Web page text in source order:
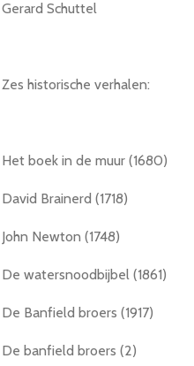
Gerard Schuttel
Zes historische verhalen:
Het boek in de muur (1680)
David Brainerd (1718)
John Newton (1748)
De watersnoodbijbel (1861)
De Banfield broers (1917)
De banfield broers (2)